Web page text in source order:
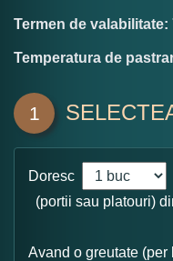
Termen de valabilitate:
Temperatura de
1
Doresc
(portii sau platouri)
Avand o greutate (per